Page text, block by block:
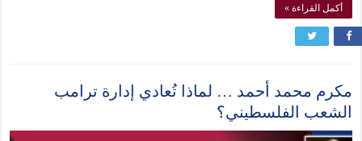
أكمل القراءة »
مكرم محمد أحمد … لماذا تُعادي إدارة ترامب
الشعب الفلسطيني؟